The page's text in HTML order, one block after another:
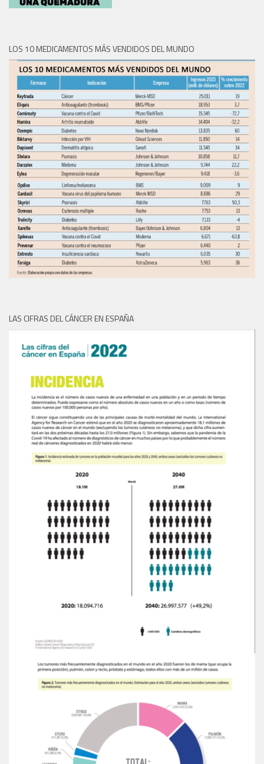
LOS 10 MEDICAMENTOS MÁS VENDIDOS DEL MUNDO
LAS CIFRAS DEL CÁNCER EN ESPAÑA